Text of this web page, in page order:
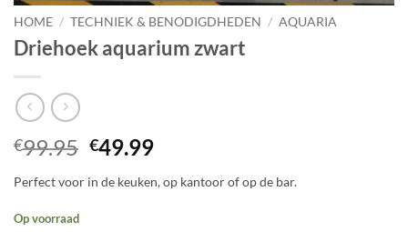
HOME / TECHNIEK & BENODIGDHEDEN / AQUARIA
Driehoek aquarium zwart
€99.95 Oorspronkelijke
was:
€49.99Huidige
is:
Perfect voor in de keuken, op kantoor of op de bar.
Op voorraad